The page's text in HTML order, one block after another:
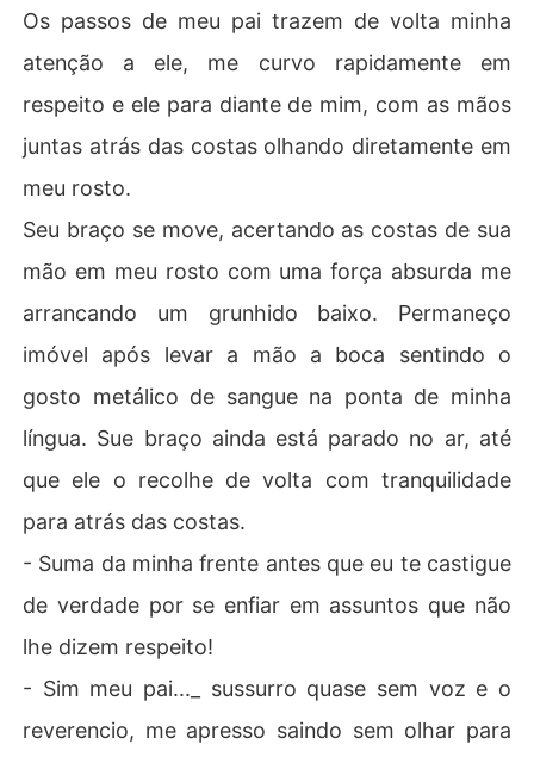
Os passos de meu pai trazem de volta minha
atenção a ele, me curvo rapidamente em
respeito e ele para diante de mim, com as mãos
juntas atrás das costas olhando diretamente em
meu rosto.
Seu braço se move, acertando as costas de sua
mão em meu rosto com uma força absurda me
arrancando um grunhido baixo. Permaneço
imóvel após levar a mão a boca sentindo o
gosto metálico de sangue na ponta de minha
língua. Sue braço ainda está parado no ar, até
que ele o recolhe de volta com tranquilidade
para atrás das costas.
- Suma da minha frente antes que eu te castigue
de verdade por se enfiar em assuntos que não
lhe dizem respeito!
- Sim meu pai..._ sussurro quase sem voz e o
reverencio, me apresso saindo sem olhar para